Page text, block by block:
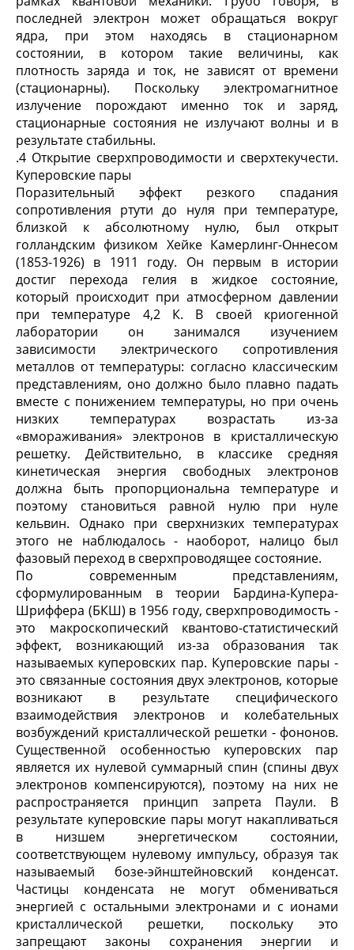
последней электрон может обращаться вокруг
ядра, при этом находясь в стационарном
состоянии, в котором такие величины, как
плотность заряда и ток, не зависят от времени
(стационарны). Поскольку электромагнитное
излучение порождают именно ток и заряд,
стационарные состояния не излучают волны и в
результате стабильны.
.4 Открытие сверхпроводимости и сверхтекучести.
Куперовские пары
Поразительный эффект резкого спадания
сопротивления ртути до нуля при температуре,
близкой к абсолютному нулю, был открыт
голландским физиком Хейке Камерлинг-Оннесом
(1853-1926) в 1911 году. Он первым в истории
достиг перехода гелия в жидкое состояние,
который происходит при атмосферном давлении
при температуре 4,2 К. В своей криогенной
лаборатории он занимался изучением
зависимости электрического сопротивления
металлов от температуры: согласно классическим
представлениям, оно должно было плавно падать
вместе с понижением температуры, но при очень
низких температурах возрастать из-за
«вмораживания» электронов в кристаллическую
решетку. Действительно, в классике средняя
кинетическая энергия свободных электронов
должна быть пропорциональна температуре и
поэтому становиться равной нулю при нуле
кельвин. Однако при сверхнизких температурах
этого не наблюдалось - наоборот, налицо был
фазовый переход в сверхпроводящее состояние.
По современным представлениям,
сформулированным в теории Бардина-Купера-
Шриффера (БКШ) в 1956 году, сверхпроводимость -
это макроскопический квантово-статистический
эффект, возникающий из-за образования так
называемых куперовских пар. Куперовские пары -
это связанные состояния двух электронов, которые
возникают в результате специфического
взаимодействия электронов и колебательных
возбуждений кристаллической решетки - фононов.
Существенной особенностью куперовских пар
является их нулевой суммарный спин (спины двух
электронов компенсируются), поэтому на них не
распространяется принцип запрета Паули. В
результате куперовские пары могут накапливаться
в низшем энергетическом состоянии,
соответствующем нулевому импульсу, образуя так
называемый бозе-эйнштейновский конденсат.
Частицы конденсата не могут обмениваться
энергией с остальными электронами и с ионами
кристаллической решетки, поскольку это
запрещают законы сохранения энергии и